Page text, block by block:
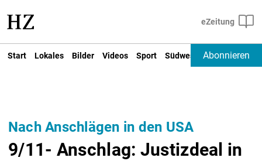
Start Lokales Bilder Videos Sport Südwest Deutschland
Abonnieren
Nach Anschlägen in den USA
9/11- Anschlag: Justizdeal in